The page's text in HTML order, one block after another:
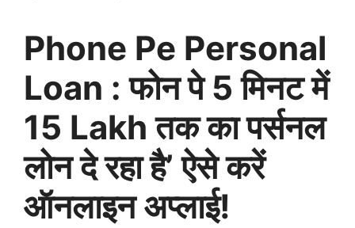
Phone Pe Personal
Loan : फोन पे 5 मिनट में
15 Lakh तक का पर्सनल
लोन दे रहा है’ ऐसे करें
ऑनलाइन अप्लाई!